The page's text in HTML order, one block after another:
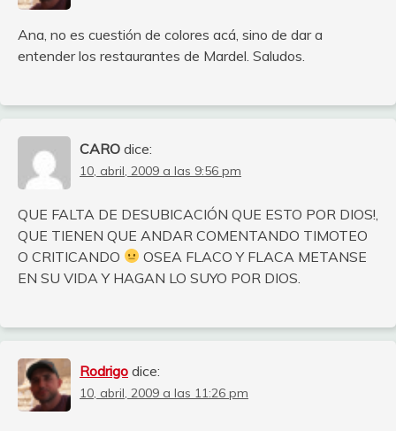
Ana, no es cuestión de colores acá, sino de dar a
entender los restaurantes de Mardel. Saludos.
CARO dice:
10, abril, 2009 a las 9:56 pm
QUE FALTA DE DESUBICACIÓN QUE ESTO POR DIOS!,
QUE TIENEN QUE ANDAR COMENTANDO TIMOTEO
O CRITICANDO
OSEA FLACO Y FLACA METANSE
EN SU VIDA Y HAGAN LO SUYO POR DIOS.
Rodrigo dice:
10, abril, 2009 a las 11:26 pm